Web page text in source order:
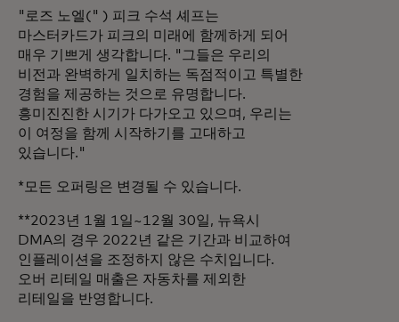
"로즈 노엘(" ) 피크 수석 셰프는
마스터카드가 피크의 미래에 함께하게 되어
매우 기쁘게 생각합니다. "그들은 우리의
비전과 완벽하게 일치하는 독점적이고 특별한
경험을 제공하는 것으로 유명합니다.
흥미진진한 시기가 다가오고 있으며, 우리는
이 여정을 함께 시작하기를 고대하고
있습니다."
*모든 오퍼링은 변경될 수 있습니다.
**2023년 1월 1일~12월 30일, 뉴욕시
DMA의 경우 2022년 같은 기간과 비교하여
인플레이션을 조정하지 않은 수치입니다.
오버 리테일 매출은 자동차를 제외한
리테일을 반영합니다.